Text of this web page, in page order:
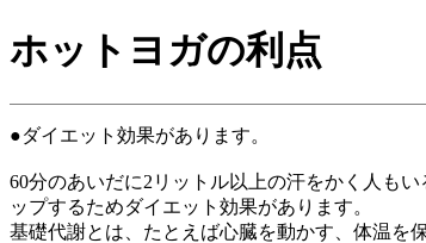
ホットヨガの利点
●ダイエット効果があります。
60分のあいだに2リットル以上の汗をかく人も
ップするためダイエット効果があります。
基礎代謝とは、たとえば心臓を動かす、体温を